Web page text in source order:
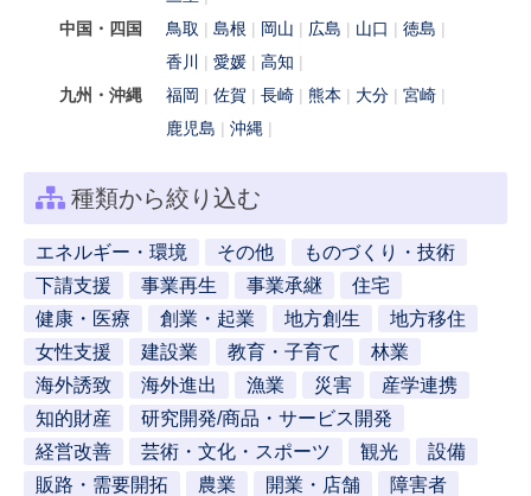
中国・四国
鳥取 島根 岡山 広島 山口
徳島
香川
愛媛
高知
九州・沖縄
福岡 佐賀 長崎 熊本 大分
宮崎
鹿児島
沖縄
種類から絞り込む
エネルギー・環境 その他
ものづくり・技術
下請支援
事業再生 事業承継
住宅
健康・医療
創業・起業 地方創生
地方移住
女性支援
建設業 教育・子育て
林業
海外誘致
海外進出 漁業 災害
産学連携
知的財産
研究開発/商品・サービス開発
経営改善
芸術・文化・スポーツ 観光
設備
販路・需要開拓
農業 開業・店舗
障害者